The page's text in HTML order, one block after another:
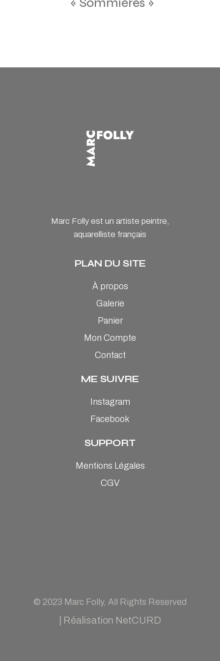
« Sommières »
Marc Folly est un artiste peintre,
aquarelliste français
PLAN DU SITE
À propos
Galerie
Panier
Mon Compte
Contact
ME SUIVRE
Instagram
Facebook
SUPPORT
Mentions Légales
CGV
© 2023 Marc Folly, All Rights Reserved
Réalisation NetCURD